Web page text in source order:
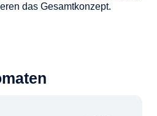
das Gesamtkonzept.